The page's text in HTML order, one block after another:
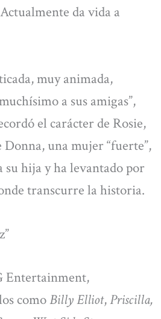
da vida a
muy animada,
a sus amigas”,
el carácter de Rosie,
Donna, una mujer “fuerte”,
su hija y ha levantado por
transcurre la historia.
Entertainment,
comoBilly Elliot,Priscilla,